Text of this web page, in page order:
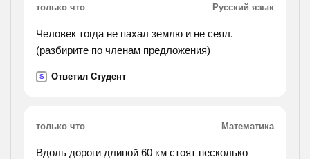
только что Русский язык
Человек тогда не пахал землю и не сеял.
(разбирите по членам предложения)
S Ответил Студент
только что Математика
Вдоль дороги длиной 60 км стоят несколько